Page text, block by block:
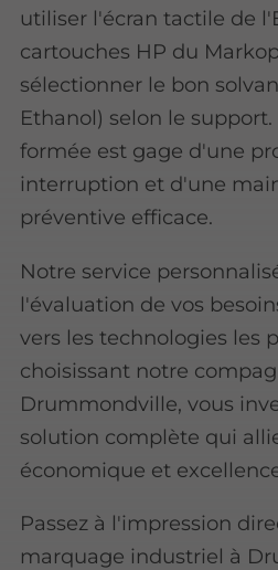
utiliser l'écran tactile de
cartouches HP du
sélectionner le bon
Ethanol) selon le
formée est gage d'une
interruption et d'une
préventive efficace.
Notre service
l'évaluation de vos
vers les technologies les
choisissant notre
Drummondville, vous
solution complète qui
économique et
Passez à l'impression
marquage industriel à